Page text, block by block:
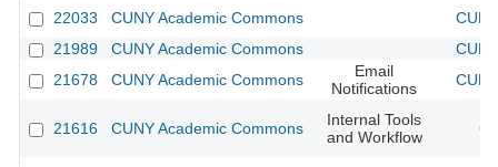
22033 CUNY Academic Commons
21989
CUNY Academic Commons
21678
CUNY Academic Commons
Email
Notifications
21616 CUNY Academic Commons
Internal Tools
and Workflow